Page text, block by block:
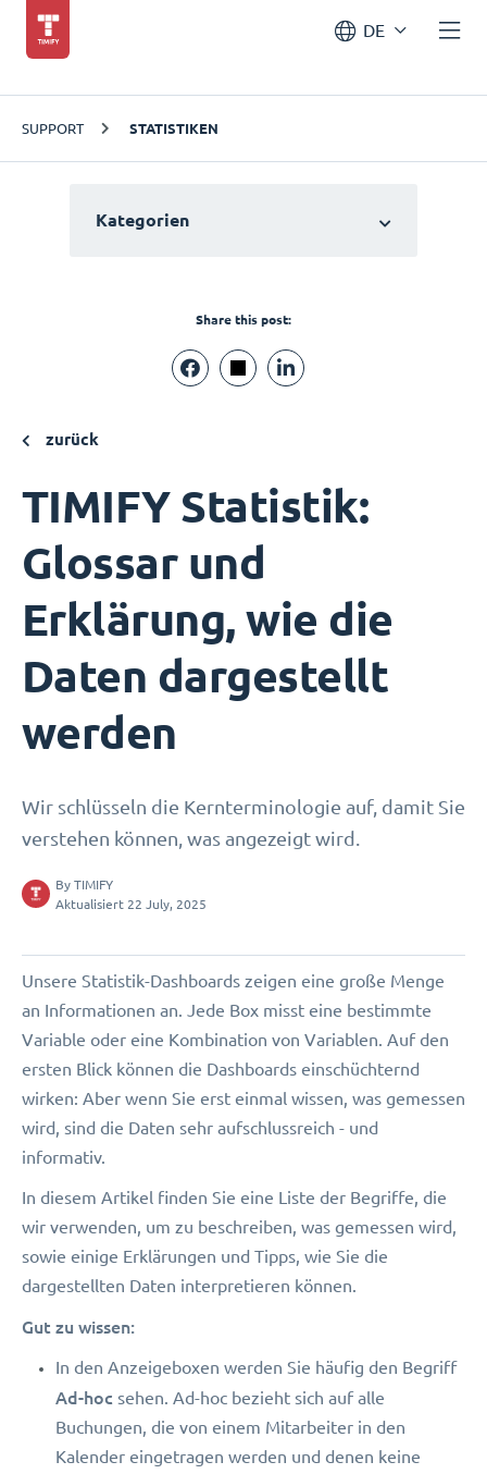
DE
SUPPORT STATISTIKEN
Kategorien
Share this post:
zurück
TIMIFY Statistik:
Glossar und
Erklärung, wie die
Daten dargestellt
werden
Wir schlüsseln die Kernterminologie auf, damit Sie
verstehen können, was angezeigt wird.
By TIMIFY
Aktualisiert 22 July, 2025
Unsere Statistik-Dashboards zeigen eine große Menge
an Informationen an. Jede Box misst eine bestimmte
Variable oder eine Kombination von Variablen. Auf den
ersten Blick können die Dashboards einschüchternd
wirken: Aber wenn Sie erst einmal wissen, was gemessen
wird, sind die Daten sehr aufschlussreich - und
informativ.
In diesem Artikel finden Sie eine Liste der Begriffe, die
wir verwenden, um zu beschreiben, was gemessen wird,
sowie einige Erklärungen und Tipps, wie Sie die
dargestellten Daten interpretieren können.
Gut zu wissen:
In den Anzeigeboxen werden Sie häufig den Begriff
Ad-hoc sehen. Ad-hoc bezieht sich auf alle
Buchungen, die von einem Mitarbeiter in den
Kalender eingetragen werden und denen keine